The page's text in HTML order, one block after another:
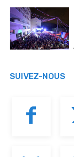
SUIVEZ-NOUS